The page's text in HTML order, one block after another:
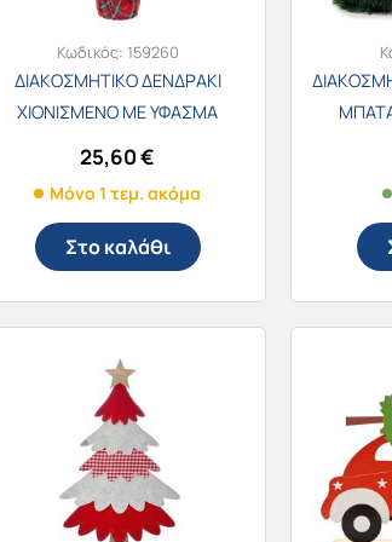
Κωδικός: 159260
ΔΙΑΚΟΣΜΗΤΙΚΟ ΔΕΝΔΡΑΚΙ
ΧΙΟΝΙΣΜΕΝΟ ΜΕ ΥΦΑΣΜΑ
74650
25,60€
Μόνο 1 τεμ. ακόμα
Στο καλάθι